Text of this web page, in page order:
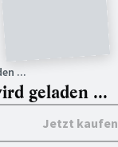
...
geladen ...
Jetzt kaufen